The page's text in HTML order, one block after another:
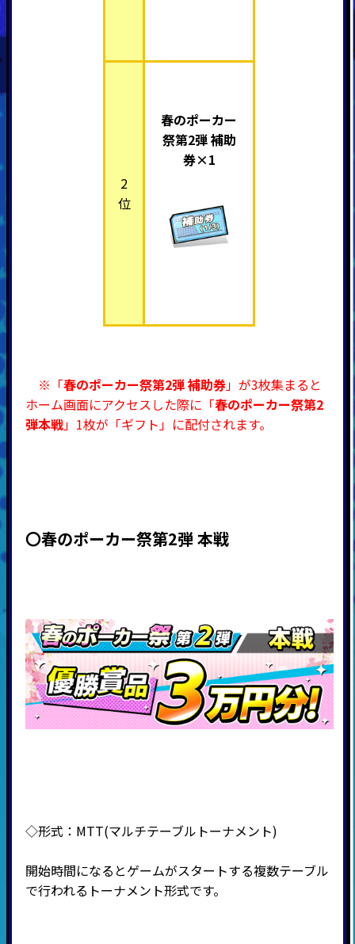
2
位
春のポーカー
祭第2弾 補助
券×1
※「春のポーカー祭第2弾 補助券」が3枚集まると
ホーム画面にアクセスした際に「春のポーカー祭第2
弾本戦」1枚が「ギフト」に配付されます。
〇春のポーカー祭第2弾本戦
◇形式： MTT(マルチテーブルトーナメント)
開始時間になるとゲームがスタートする複数テーブル
で行われるトーナメント形式です。